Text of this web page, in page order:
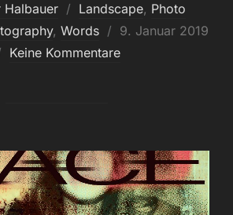
Halbauer Landscape, Photo
, Words
Veröffentlicht
am
9. Januar 2019
Keine Kommentare